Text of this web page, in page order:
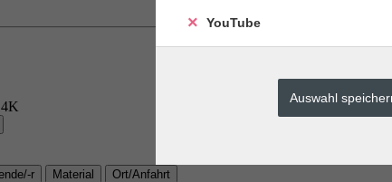
r Material Ort/Anfahrt
YouTube
Auswahl